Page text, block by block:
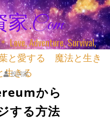
.com
Adventure, Survival,
葉と愛する 魔法と生き
きる
投詞家
から
する方法